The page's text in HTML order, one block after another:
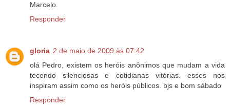
Marcelo.
Responder
gloria 2 de maio de 2009 às 07:42
olá Pedro, existem os heróis anônimos que mudam a vida
tecendo silenciosas e cotidianas vitórias. esses nos
inspiram assim como os heróis públicos. bjs e bom sábado
Responder